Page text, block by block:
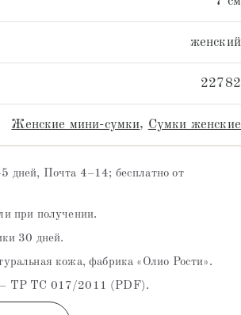
женский
22782
Женские мини-сумки, Сумки женские
Почта 4–14; бесплатно от
при получении.
30 дней.
кожа, фабрика «Олио Рости».
ТР ТС 017/2011 (PDF).